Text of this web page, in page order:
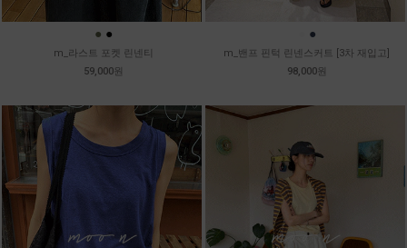
● ●
m_라스트 포켓 린넨티
59,000원
●
m_밴프 핀턱 린넨스커트 [3차 재입고]
98,000원